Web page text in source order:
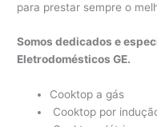
para prestar sempre o
Somos dedicados e
Eletrodomésticos GE.
Cooktop a gás
Cooktop por